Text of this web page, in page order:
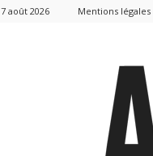
7 août 2026 Mentions légales